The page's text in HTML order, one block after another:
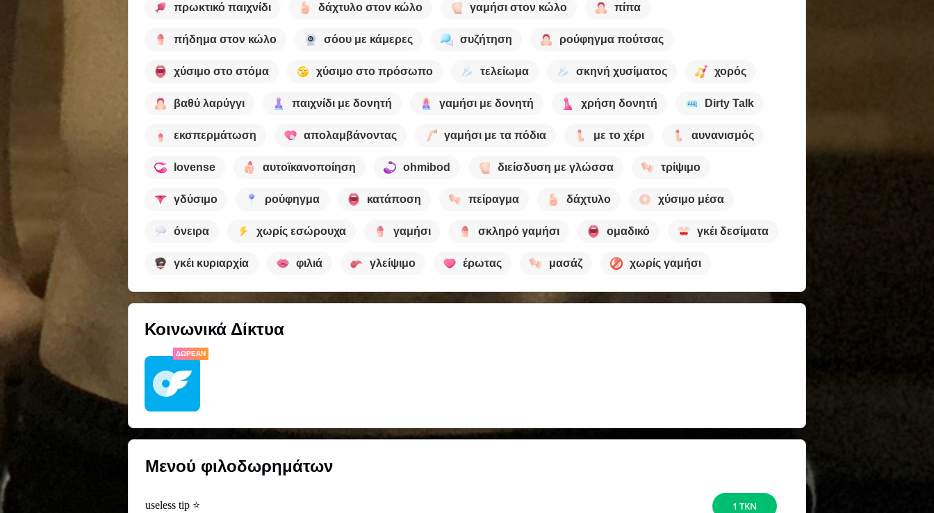
πρωκτικό παιχνίδι δάχτυλο στον κώλο γαμήσι στον κώλο πίπα
πήδημα στον κώλο σόου με κάμερες συζήτηση ρούφηγμα πούτσας
χύσιμο στο στόμα χύσιμο στο πρόσωπο τελείωμα σκηνή χυσίματος χορός
βαθύ λαρύγγι παιχνίδι με δονητή γαμήσι με δονητή χρήση δονητή Dirty Talk
εκσπερμάτωση απολαμβάνοντας γαμήσι με τα πόδια με το χέρι αυνανισμός
lovense αυτοϊκανοποίηση ohmibod διείσδυση με γλώσσα τρίψιμο
γδύσιμο ρούφηγμα κατάποση πείραγμα δάχτυλο χύσιμο μέσα
όνειρα χωρίς εσώρουχα γαμήσι σκληρό γαμήσι ομαδικό γκέι δεσίματα
γκέι κυριαρχία φιλιά γλείψιμο έρωτας μασάζ χωρίς γαμήσι
Κοινωνικά Δίκτυα
ΔΩΡΕΆΝ
Μενού φιλοδωρημάτων
useless tip ⭐ 1 TKN